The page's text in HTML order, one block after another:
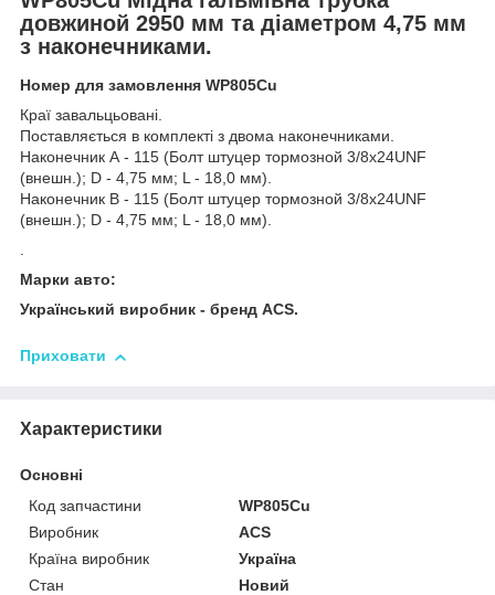
довжиной 2950 мм та діаметром 4,75 мм
з наконечниками.
Номер для замовлення WP805Cu
Краї завальцьовані.
Поставляється в комплекті з двома наконечниками.
Наконечник А - 115 (Болт штуцер тормозной 3/8х24UNF
(внешн.); D - 4,75 мм; L - 18,0 мм).
Наконечник В - 115 (Болт штуцер тормозной 3/8х24UNF
(внешн.); D - 4,75 мм; L - 18,0 мм).
.
Марки авто:
Український виробник - бренд ACS.
Приховати
Характеристики
Основні
Код запчастини
WP805Cu
Виробник
ACS
Країна виробник
Україна
Стан
Новий